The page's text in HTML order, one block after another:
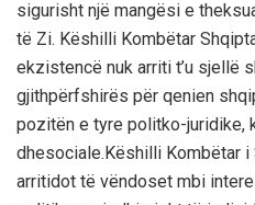
sigurisht një mangësi e
të Zi. Këshilli Kombëtar
ekzistencë nuk arriti t’u sjellë
gjithpërfshirës për qenien
pozitën e tyre politko-juridike,
dhesociale.Këshilli Kombëtar i
arritidot të vëndoset mbi